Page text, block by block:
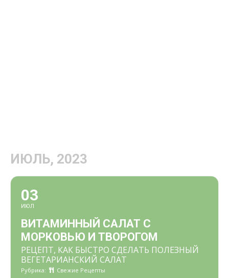
ИЮЛЬ, 2023
03
ИЮЛ
ВИТАМИННЫЙ САЛАТ С
МОРКОВЬЮ И ТВОРОГОМ
РЕЦЕПТ, КАК БЫСТРО СДЕЛАТЬ ПОЛЕЗНЫЙ
ВЕГЕТАРИАНСКИЙ САЛАТ
Рубрика: Свежие Рецепты